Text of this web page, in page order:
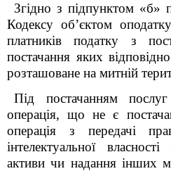
Згідно з підпунктом «б»
Кодексу об’єктом
платників податку з
постачання яких
розташоване на митній
Під постачанням
операція, що не є
операція з передачі
інтелектуальної
активи чи надання інших